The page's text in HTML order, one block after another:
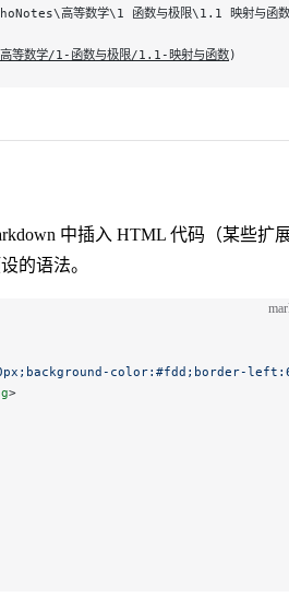
高等数学\1 函数与极限\1.1 映射与函
数学/1-函数与极限/1.1-映射与函数)
中插入 HTML 代码（某些扩
的语法。
color:#fdd;border-
>